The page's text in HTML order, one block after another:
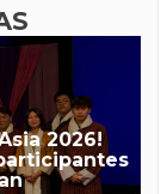
2026!